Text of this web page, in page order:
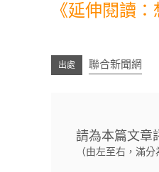
《延伸閱讀
聯合新聞網
請為本篇文章
（由左至右，滿分